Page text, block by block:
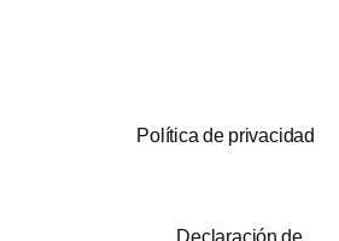
Política de privacidad
Declaración de